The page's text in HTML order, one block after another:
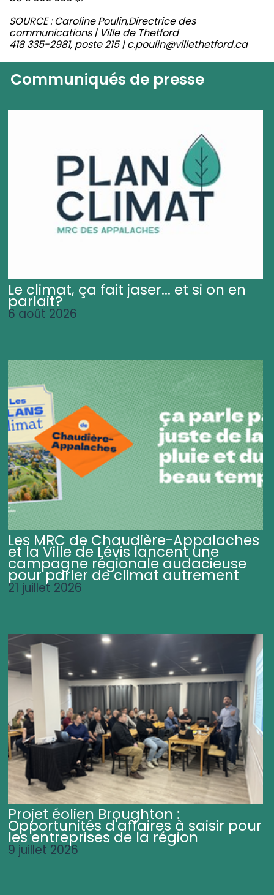
SOURCE : Caroline Poulin,Directrice des
communications | Ville de Thetford
418 335-2981, poste 215 | c.poulin@villethetford.ca
Communiqués de presse
Le climat, ça fait jaser... et si on en
parlait?
6 août 2026
Les MRC de Chaudière-Appalaches
et la Ville de Lévis lancent une
campagne régionale audacieuse
pour parler de climat autrement
21 juillet 2026
Projet éolien Broughton :
Opportunités d'affaires à saisir pour
les entreprises de la région
9 juillet 2026